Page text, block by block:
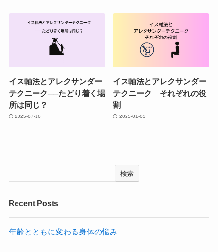
イス軸法とアレクサンダー
テクニーク──たどり着く場
所は同じ？
2025-07-16
イス軸法とアレクサンダー
テクニーク それぞれの役
割
2025-01-03
検索
Recent Posts
年齢とともに変わる身体の悩み